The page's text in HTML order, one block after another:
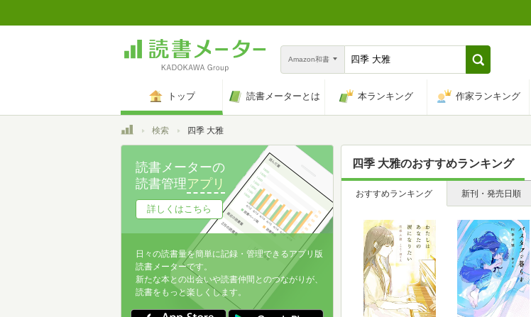
Amazon和書
トップ 読書メーターとは 本ランキング 作家ランキング
トップ検索 四季 大雅
四季 大雅のおすすめランキング
おすすめランキング 新刊・発売日順
読書メーターの
読書管理アプリ
詳しくはこちら
日々の読書量を簡単に記録・管理できるアプリ版
読書メーターです。
新たな本との出会いや読書仲間とのつながりが、
読書をもっと楽しくします。